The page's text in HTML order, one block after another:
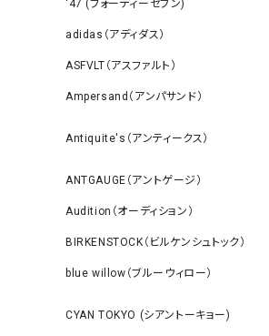
‘47 (フォーティーセブン)
adidas（アディダス）
ASFVLT（アスファルト）
Ampersand（アンパサンド）
Antiquite's（アンティークス）
ANTGAUGE（アントゲージ）
Audition（オーディション）
BIRKENSTOCK（ビルケンシュトック）
blue willow（ブルーウィロー）
CYAN TOKYO (シアントーキョー)